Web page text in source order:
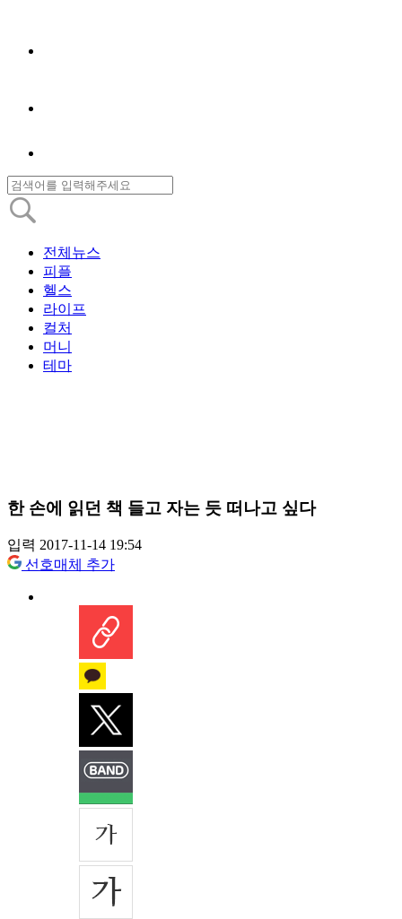
전체뉴스
피플
헬스
라이프
컬처
머니
테마
한 손에 읽던 책 들고 자는 듯 떠나고 싶다
입력 2017-11-14 19:54
선호매체 추가